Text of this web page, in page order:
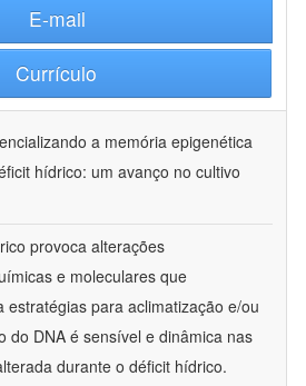
E-mail
Currículo
a memória epigenética
hídrico: um avanço no cultivo
provoca alterações
e moleculares que
estratégias para aclimatização e/ou
do DNA é sensível e dinâmica nas
durante o déficit hídrico.